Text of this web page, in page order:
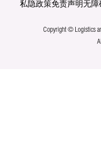
私隐政策免责声明无障
Copyright © Logistics